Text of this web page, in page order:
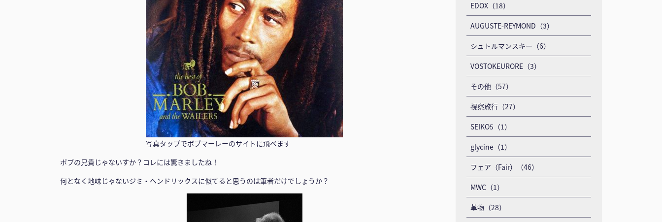
写真タップでボブマーレーのサイトに飛べます
ボブの兄貴じゃないすか？コレには驚きましたね！
何となく地味じゃないジミ・ヘンドリックスに似てると思うのは筆者だけでしょうか？
EDOX（18）
AUGUSTE-REYMOND（3）
シュトルマンスキー（6）
VOSTOKEURORE（3）
その他（57）
視察旅行（27）
SEIKO5（1）
glycine（1）
フェア（Fair）（46）
MWC（1）
革物（28）